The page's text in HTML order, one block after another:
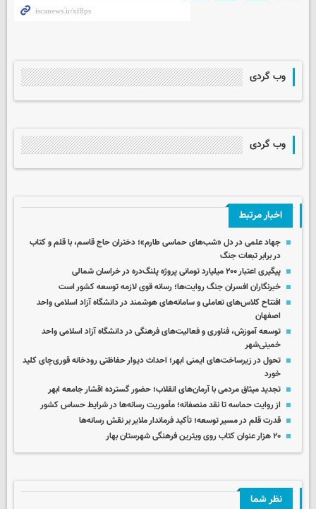
وب گردی
وب گردی
اخبار مرتبط
جهاد علمی در دل «شب‌های حماسی طارم»؛ دختران حاج قاسم، با قلم و کتاب
در برابر تبعات جنگ
پیگیری اعتبار ۲۰۰ میلیارد تومانی پروژه پلنگ‌دره در خراسان شمالی
خبرنگاران افسران جنگ روایت‌ها؛ رسانه قوی لازمه توسعه کشور است
افتتاح کلاس‌های تعاملی و سامانه‌های هوشمند در دانشگاه آزاد اسلامی واحد
اصفهان
توسعه آموزش، فناوری و فعالیت‌های فرهنگی در دانشگاه آزاد اسلامی واحد
خمینی‌شهر
تحول در زیرساخت‌های ایمنی ابهر؛ احداث دیوار حفاظتی رودخانه قوری‌چای کلید
خورد
تجدید میثاق مردمی با آرمان‌های انقلاب؛ حضور گسترده اقشار جامعه ابهر
از روایت حماسه تا نقد منصفانه؛ مأموریت رسانه‌ها در شرایط حساس کشور
قدرت قلم در مسیر توسعه؛ تأکید فرماندار ملایر بر نقش رسانه‌ها
۲۰ هزار عنوان کتاب روی ویترین فرهنگی شهرستان بهار
نظر شما